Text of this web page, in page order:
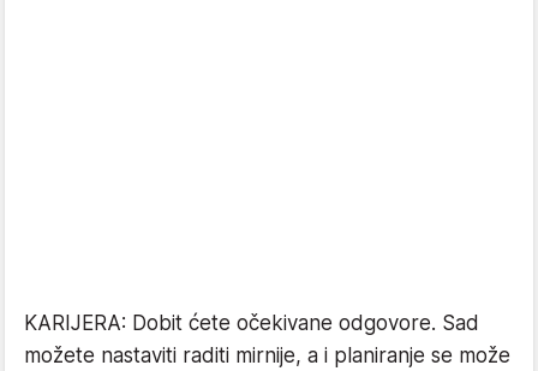
KARIJERA: Dobit ćete očekivane odgovore. Sad
možete nastaviti raditi mirnije, a i planiranje se može